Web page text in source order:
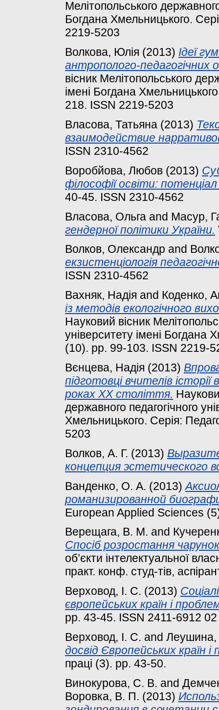
Мелітопольського
Богдана Хмельницького.
2219-5203
Волкова, Юлія (2013) Ідеї
антрополого-педагогічних
вісник Мелітопольського
імені Богдана
218. ISSN 2219-5203
Власова, Татьяна (2013)
взаимодействие
ISSN 2310-4562
Воробйова, Любов (2013)
філософії освіти:
40-45. ISSN 2310-4562
Власова, Ольга and Масур,
гендерної політики України.
Волков, Олександр and
екзистенціологія
ISSN 2310-4562
Вахняк, Надія and Коденко,
із методів екологічного
Науковий вісник
університету імені Богдана
(10). pp. 99-103. ISSN 2219-
Вєнцева, Надія (2013)
підготовці вчителів
роках XX століття.
державного педагогічного
Хмельницького. Серія:
5203
Волков, А. Г. (2013)
концепция эстетического
Ванденко, О. А. (2013)
романизированной
European Applied Sciences
Верещага, В. М. and
Спосіб розростання
об’єкти інтелектуальної
практ. конф. студ-тів,
Верховод, І. С. (2013)
європейських країн і
pp. 43-45. ISSN 2411-6912 02
Верховод, І. С. and
досвід Європейських країн
праці (3). pp. 43-50.
Винокурова, С. В. and
Воровка, В. П. (2013)